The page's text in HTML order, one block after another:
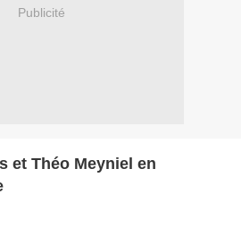
Publicité
et Théo Meyniel en